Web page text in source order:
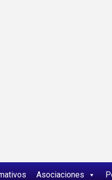
Asociaciones